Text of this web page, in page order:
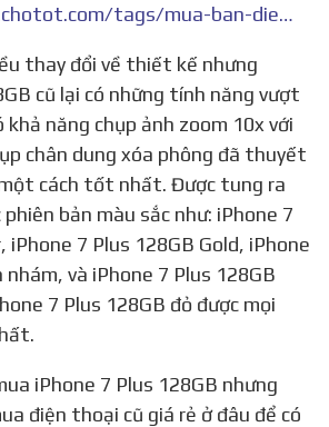
https://www.chotot.com/tags/mua-ban-dien-thoai/dien-thoai-7-plus-128gb
cũ lại có những tính năng vượt
khả năng chụp ảnh zoom 10x với
chân dung xóa phông đã thuyết
cách tốt nhất. Được tung ra
bản màu sắc như: iPhone 7
iPhone 7 Plus 128GB Gold, iPhone
nhám, và iPhone 7 Plus 128GB
7 Plus 128GB đỏ được mọi
điện thoại cũ giá rẻ ở đâu để có